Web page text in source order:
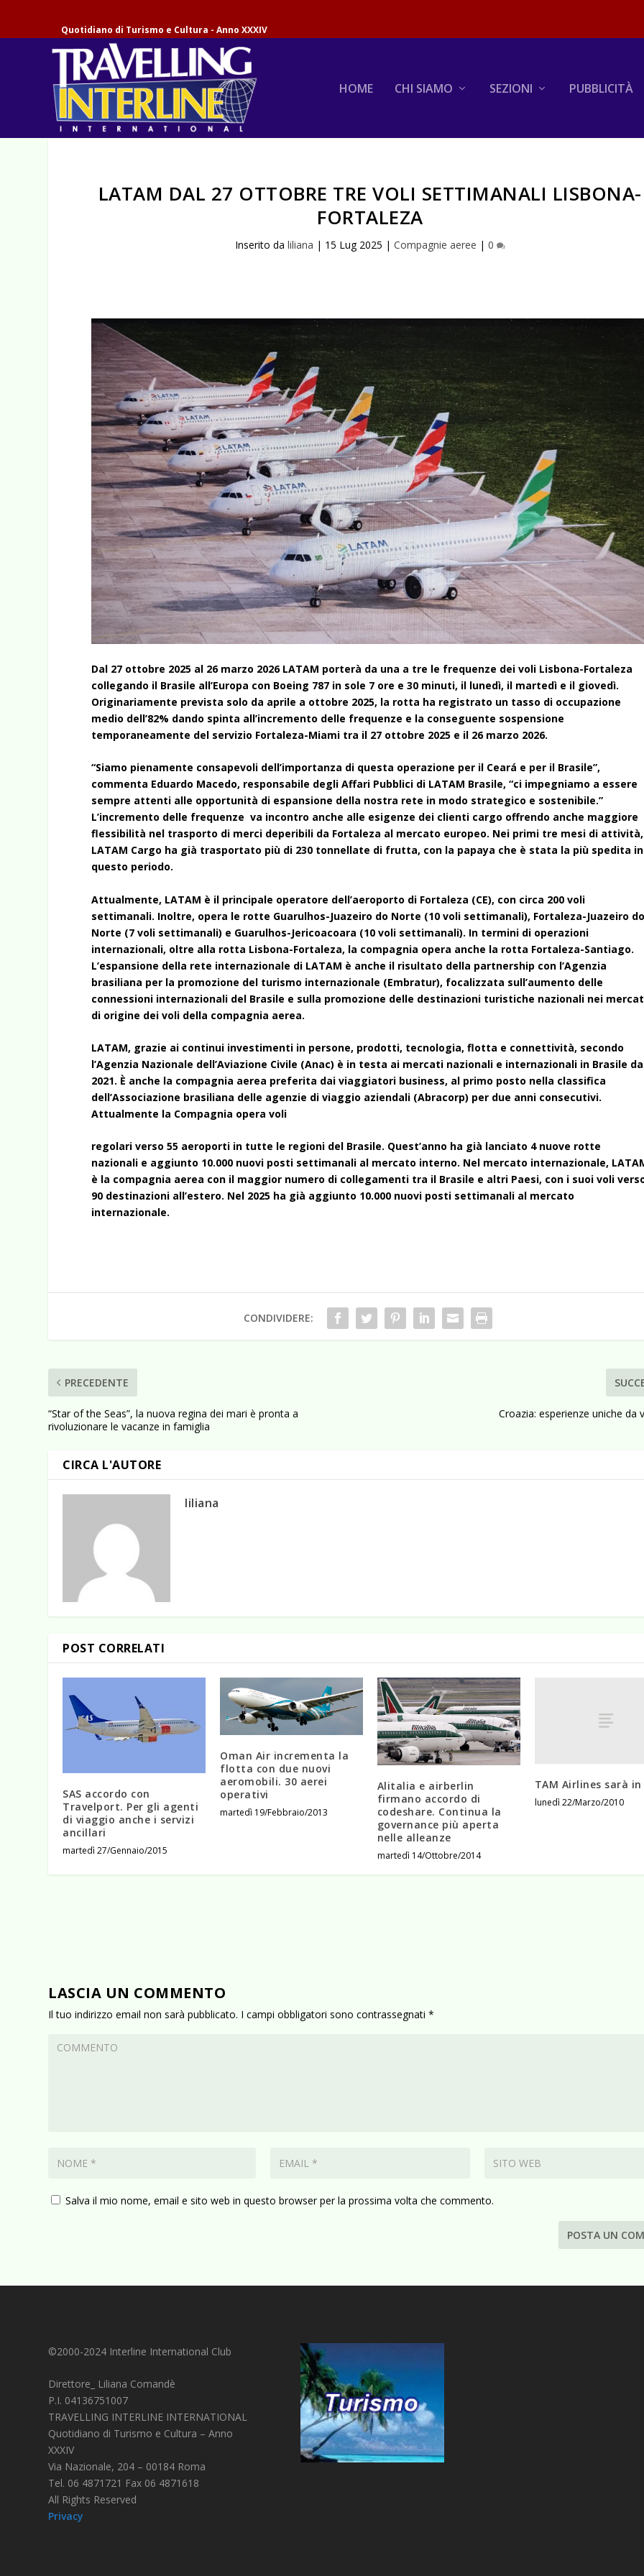
Quotidiano di Turismo e Cultura - Anno XXXIV
HOME CHI SIAMO SEZIONI PUBBLICITÀ
LATAM DAL 27 OTTOBRE TRE VOLI SETTIMANALI LISBONA-
FORTALEZA
Inserito da liliana | 15 Lug 2025 | Compagnie aeree | 0
Dal 27 ottobre 2025 al 26 marzo 2026 LATAM porterà da una a tre le frequenze dei voli Lisbona-Fortaleza
collegando il Brasile all’Europa con Boeing 787 in sole 7 ore e 30 minuti, il lunedì, il martedì e il giovedì.
Originariamente prevista solo da aprile a ottobre 2025, la rotta ha registrato un tasso di occupazione
medio dell’82% dando spinta all’incremento delle frequenze e la conseguente sospensione
temporaneamente del servizio Fortaleza-Miami tra il 27 ottobre 2025 e il 26 marzo 2026.
“Siamo pienamente consapevoli dell’importanza di questa operazione per il Ceará e per il Brasile”,
commenta Eduardo Macedo, responsabile degli Affari Pubblici di LATAM Brasile, “ci impegniamo a essere
sempre attenti alle opportunità di espansione della nostra rete in modo strategico e sostenibile.”
L’incremento delle frequenze va incontro anche alle esigenze dei clienti cargo offrendo anche maggiore
flessibilità nel trasporto di merci deperibili da Fortaleza al mercato europeo. Nei primi tre mesi di attività,
LATAM Cargo ha già trasportato più di 230 tonnellate di frutta, con la papaya che è stata la più spedita in
questo periodo.
Attualmente, LATAM è il principale operatore dell’aeroporto di Fortaleza (CE), con circa 200 voli
settimanali. Inoltre, opera le rotte Guarulhos-Juazeiro do Norte (10 voli settimanali), Fortaleza-Juazeiro
Norte (7 voli settimanali) e Guarulhos-Jericoacoara (10 voli settimanali). In termini di operazioni
internazionali, oltre alla rotta Lisbona-Fortaleza, la compagnia opera anche la rotta Fortaleza-Santiago.
L’espansione della rete internazionale di LATAM è anche il risultato della partnership con l’Agenzia
brasiliana per la promozione del turismo internazionale (Embratur), focalizzata sull’aumento delle
connessioni internazionali del Brasile e sulla promozione delle destinazioni turistiche nazionali nei
di origine dei voli della compagnia aerea.
LATAM, grazie ai continui investimenti in persone, prodotti, tecnologia, flotta e connettività, secondo
l’Agenzia Nazionale dell’Aviazione Civile (Anac) è in testa ai mercati nazionali e internazionali in Brasile
2021. È anche la compagnia aerea preferita dai viaggiatori business, al primo posto nella classifica
dell’Associazione brasiliana delle agenzie di viaggio aziendali (Abracorp) per due anni consecutivi.
Attualmente la Compagnia opera voli
regolari verso 55 aeroporti in tutte le regioni del Brasile. Quest’anno ha già lanciato 4 nuove rotte
nazionali e aggiunto 10.000 nuovi posti settimanali al mercato interno. Nel mercato internazionale,
è la compagnia aerea con il maggior numero di collegamenti tra il Brasile e altri Paesi, con i suoi voli
90 destinazioni all’estero. Nel 2025 ha già aggiunto 10.000 nuovi posti settimanali al mercato
internazionale.
CONDIVIDERE:
PRECEDENTE
“Star of the Seas”, la nuova regina dei mari è pronta a
rivoluzionare le vacanze in famiglia
Croazia: esperienze uniche da
CIRCA L'AUTORE
liliana
POST CORRELATI
SAS accordo con
Travelport. Per gli agenti
di viaggio anche i servizi
ancillari
martedì 27/Gennaio/2015
Oman Air incrementa la
flotta con due nuovi
aeromobili. 30 aerei
operativi
martedì 19/Febbraio/2013
Alitalia e airberlin
firmano accordo di
codeshare. Continua la
governance più aperta
nelle alleanze
martedì 14/Ottobre/2014
TAM Airlines sarà in
lunedì 22/Marzo/2010
LASCIA UN COMMENTO
Il tuo indirizzo email non sarà pubblicato. I campi obbligatori sono contrassegnati*
Salva il mio nome, email e sito web in questo browser per la prossima volta che commento.
©2000-2024 Interline International Club
Direttore_ Liliana Comandè
P.I. 04136751007
TRAVELLING INTERLINE INTERNATIONAL
Quotidiano di Turismo e Cultura – Anno
XXXIV
Via Nazionale, 204 – 00184 Roma
Tel. 06 4871721 Fax 06 4871618
All Rights Reserved
Privacy